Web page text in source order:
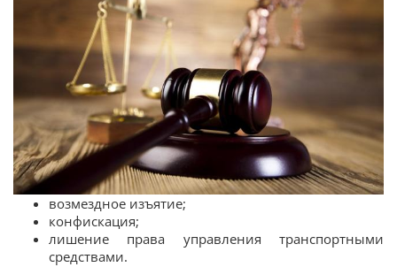
возмездное изъятие;
конфискация;
лишение права управления транспортными
средствами.